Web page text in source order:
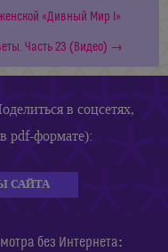
«Дивный Мир I»
Часть 23 (Видео) →
в соцсетях,
pdf-формате):
САЙТА
без Интернета: